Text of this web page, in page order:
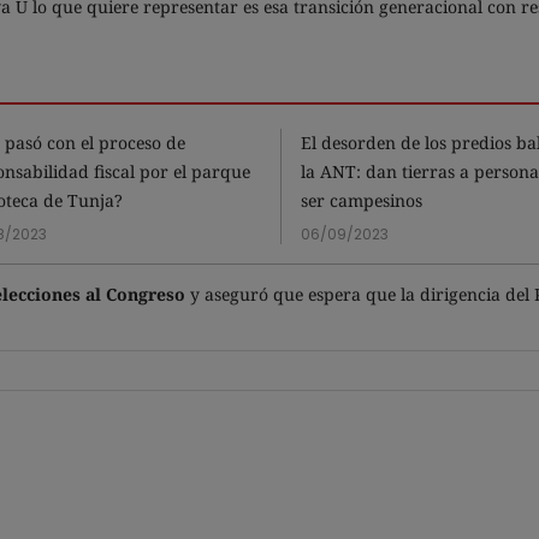
U lo que quiere representar es esa transición generacional con
pasó con el proceso de
fiscal por el parque
de Tunja?
2023
El desorden de los predios
la ANT: dan tierras a
ser campesinos
06/09/2023
al Congreso y aseguró que espera que la dirigencia